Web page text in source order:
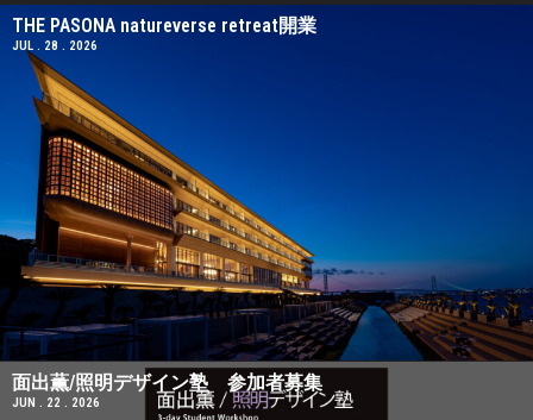
THE PASONA natureverse retreat開業
JUL . 28 . 2026
面出薫/照明デザイン塾 参加者募集
JUN . 22 . 2026